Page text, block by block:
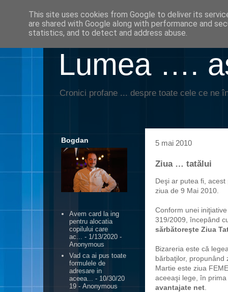
Lumea ….
Cronici profane ... despre toate cele ce ne
5 mai 2010
Ziua … tatălui
Deşi ar putea fi,
ziua de 9 Mai 2010.
Conform unei
319/2009, începând
sărbătoreşte Ziua
Bizareria este că
bărbaţilor, propunând
Martie este ziua
aceeaşi lege, în
avantajate net
Bogdan
Avem card la ing
pentru alocatia
copilului care
ac... - 1/13/2020 -
Anonymous
Vad ca ai pus toate
formulele de
adresare in
aceea...
- 10/30/20
19 - Anonymous
This site uses cookies from Google to deliver its
are shared with Google along with performance and
statistics, and to detect and address abuse.